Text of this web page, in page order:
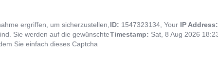
ergriffen, um sicherzustellen,
Sie werden auf die gewünschte
Sie einfach dieses Captcha
ID: 1547323134, Your IP
Timestamp: Sat, 8 Aug 2026